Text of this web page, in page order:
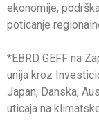
ekonomije,
poticanje
*EBRD GEFF na
unija kroz
Japan, Danska,
uticaja na